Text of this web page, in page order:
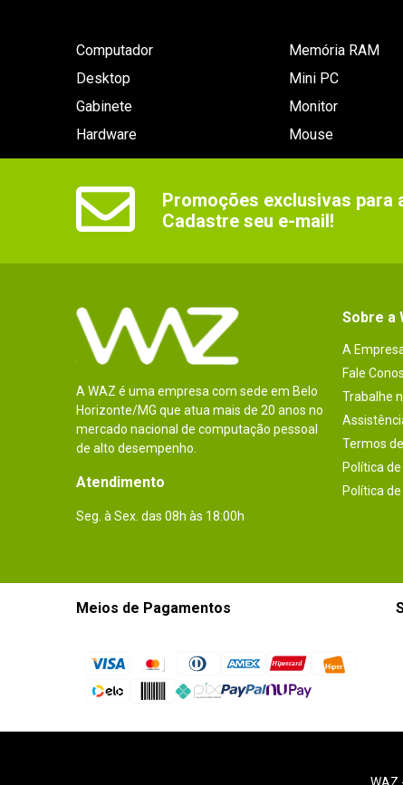
Computador
Desktop
Gabinete
Hardware
Memória RAM
Mini PC
Monitor
Mouse
Promoções exclusivas para
Cadastre seu e-mail!
A WAZ é uma empresa com sede em Belo
Horizonte/MG que atua mais de 20 anos no
mercado nacional de computação pessoal
de alto desempenho.
Atendimento
Seg. à Sex. das 08h às 18:00h
Sobre a
A
Fale
Trabalhe
Termos
Política
Política
Meios de Pagamentos